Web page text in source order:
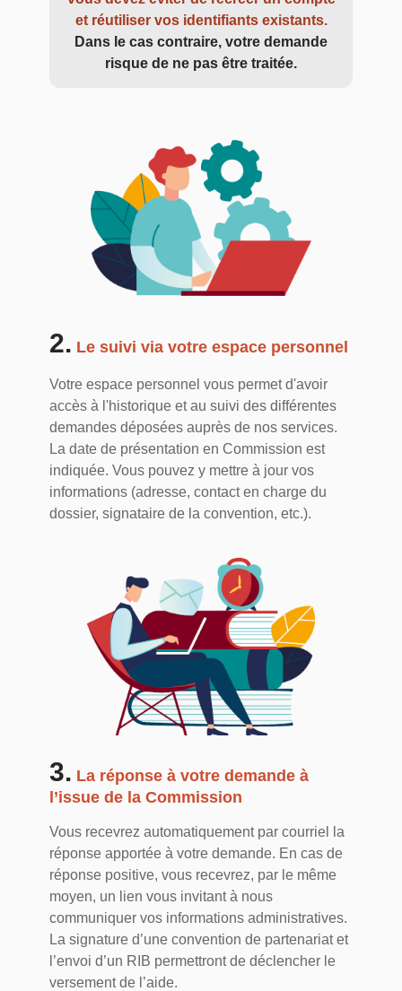
et réutiliser vos identifiants existants.
Dans le cas contraire, votre demande
risque de ne pas être traitée.
2. Le suivi via votre espace personnel
Votre espace personnel vous permet d'avoir
accès à l'historique et au suivi des différentes
demandes déposées auprès de nos services.
La date de présentation en Commission est
indiquée. Vous pouvez y mettre à jour vos
informations (adresse, contact en charge du
dossier, signataire de la convention, etc.).
3. La réponse à votre demande à
l’issue de la Commission
Vous recevrez automatiquement par courriel la
réponse apportée à votre demande. En cas de
réponse positive, vous recevrez, par le même
moyen, un lien vous invitant à nous
communiquer vos informations administratives.
La signature d’une convention de partenariat et
l’envoi d’un RIB permettront de déclencher le
versement de l’aide.